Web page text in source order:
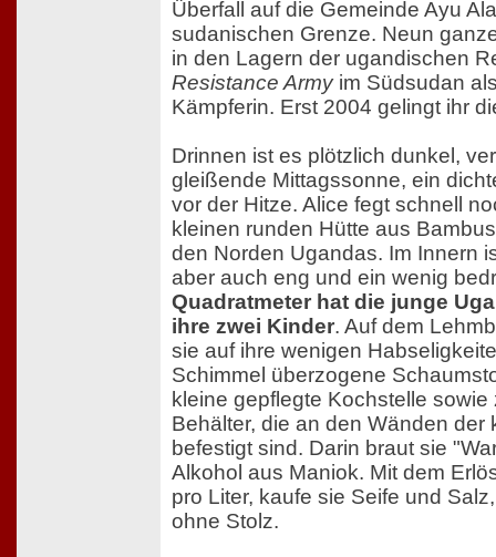
Überfall auf die Gemeinde Ayu
sudanischen Grenze. Neun
in den Lagern der ugandischen
Resistance Armyim Südsudan
Kämpferin. Erst 2004 gelingt ihr
Drinnen ist es plötzlich dunkel,
gleißende Mittagssonne, ein
vor der Hitze. Alice fegt schnell
kleinen runden Hütte aus
den Norden Ugandas. Im Innern
aber auch eng und ein wenig
Quadratmeter hat die junge
ihre zwei Kinder. Auf dem
sie auf ihre wenigen
Schimmel überzogene
kleine gepflegte Kochstelle
Behälter, die an den Wänden der
befestigt sind. Darin braut sie
Alkohol aus Maniok. Mit dem
pro Liter, kaufe sie Seife und
ohne Stolz.